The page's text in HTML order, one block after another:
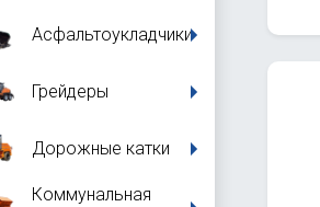
Асфальтоукладчики
Грейдеры
Дорожные катки
Коммунальная